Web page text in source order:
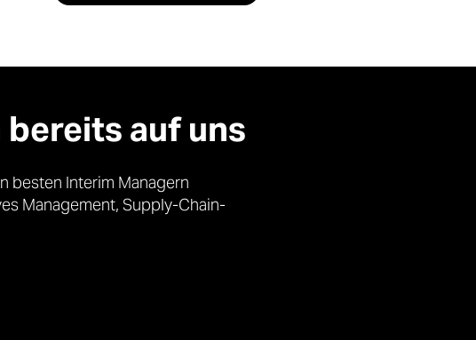
auf uns
besten Interim Managern
Management, Supply-Chain-